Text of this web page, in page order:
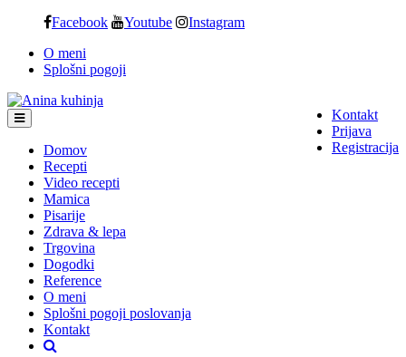
content
Facebook Youtube Instagram
O meni
Splošni pogoji
Kontakt
Prijava
Registracija
Domov
Recepti
Video recepti
Mamica
Pisarije
Zdrava & lepa
Trgovina
Dogodki
Reference
O meni
Splošni pogoji poslovanja
Kontakt